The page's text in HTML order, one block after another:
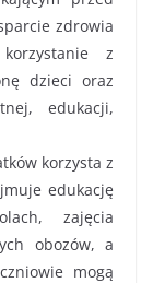
zdrowia
korzystanie z
dzieci oraz
edukacji,
korzysta z
edukację
zajęcia
obozów, a
mogą